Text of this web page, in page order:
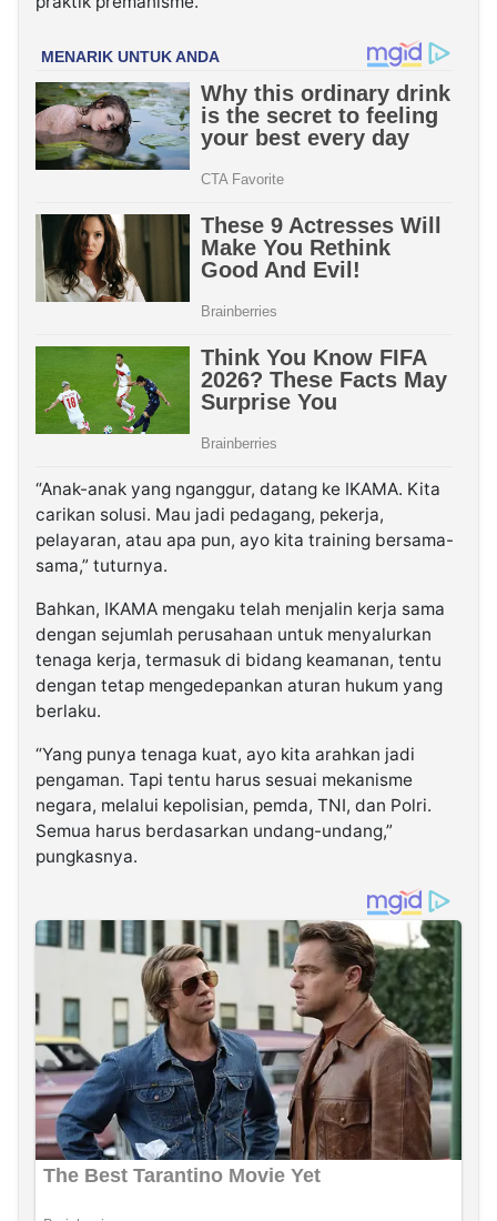
“Anak-anak yang nganggur, datang ke IKAMA. Kita
carikan solusi. Mau jadi pedagang, pekerja,
pelayaran, atau apa pun, ayo kita training bersama-
sama,” tuturnya.
Bahkan, IKAMA mengaku telah menjalin kerja sama
dengan sejumlah perusahaan untuk menyalurkan
tenaga kerja, termasuk di bidang keamanan, tentu
dengan tetap mengedepankan aturan hukum yang
berlaku.
“Yang punya tenaga kuat, ayo kita arahkan jadi
pengaman. Tapi tentu harus sesuai mekanisme
negara, melalui kepolisian, pemda, TNI, dan Polri.
Semua harus berdasarkan undang-undang,”
pungkasnya.